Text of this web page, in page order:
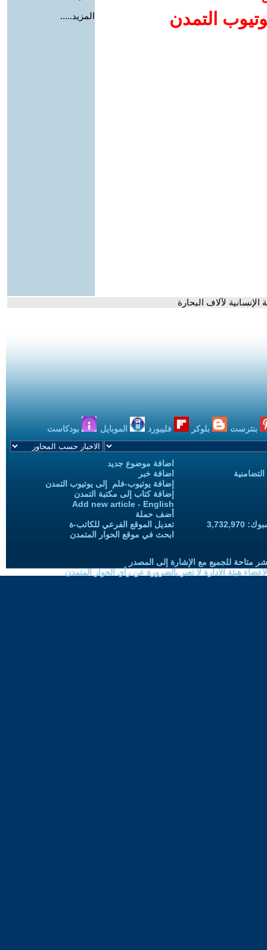
التمدن
المزيد.....
لآلاف البحارة
بنترست بلوكر فليبورد الموبايل بودكاست
اضافة موضوع جديد
اضافة خبر
إضافة يوتيوب-فلم إلى يوتيوب التمدن
إضافة كتاب إلى مكتبة التمدن
Add new article - English
أضف حملة
تعديل الموقع الفرعي للكاتب-ة
ابحث في موقع الحوار المتمدن
متاحة للجميع مع الإشارة إلى المصدر
هيئة الادارة لا تعبر بالضرورة عن رأي الحوار المتمدن